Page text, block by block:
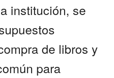
institución, se
de libros y
para